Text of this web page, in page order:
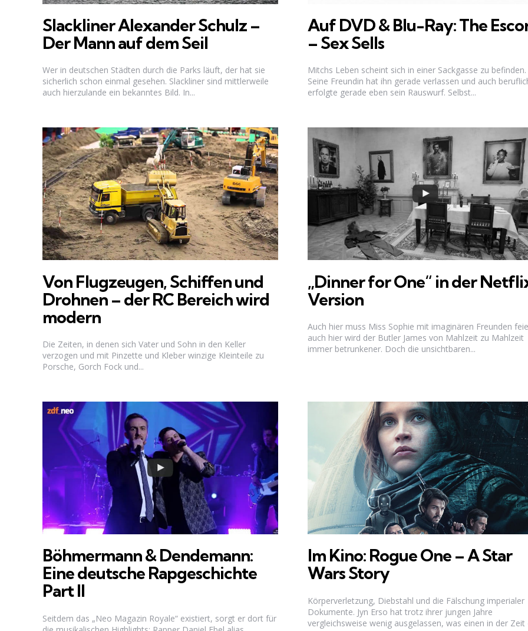
Slackliner Alexander Schulz –
Der Mann auf dem Seil
Wer in deutschen Städten durch die Parks läuft, der hat sie
sicherlich schon einmal gesehen. Slackliner sind mittlerweile
auch hierzulande ein bekanntes Bild. In...
Auf DVD & Blu-Ray: The
– Sex Sells
Mitchs Leben scheint sich in einer Sackgasse zu befinden.
Seine Freundin hat ihn gerade verlassen und auch
erfolgte gerade eben sein Rauswurf. Selbst...
Von Flugzeugen, Schiffen und
Drohnen – der RC Bereich wird
modern
Die Zeiten, in denen sich Vater und Sohn in den Keller
verzogen und mit Pinzette und Kleber winzige Kleinteile zu
Porsche, Gorch Fock und...
„Dinner for One“ in der
Version
Auch hier muss Miss Sophie mit imaginären Freunden
auch hier wird der Butler James von Mahlzeit zu Mahlzeit
immer betrunkener. Doch die unsichtbaren...
Böhmermann & Dendemann:
Eine deutsche Rapgeschichte
Part II
Seitdem das „Neo Magazin Royale“ existiert, sorgt er dort für
Im Kino: Rogue One – A Star
Wars Story
Körperverletzung, Diebstahl und die Fälschung imperialer
Dokumente. Jyn Erso hat trotz ihrer jungen Jahre
vergleichsweise wenig ausgelassen, was einen in der Zeit